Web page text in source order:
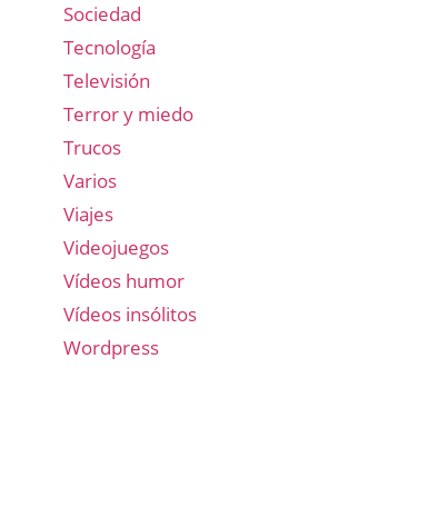
Sociedad
Tecnología
Televisión
Terror y miedo
Trucos
Varios
Viajes
Videojuegos
Vídeos humor
Vídeos insólitos
Wordpress